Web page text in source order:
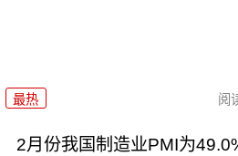
最热 阅
2月份我国制造业PMI为